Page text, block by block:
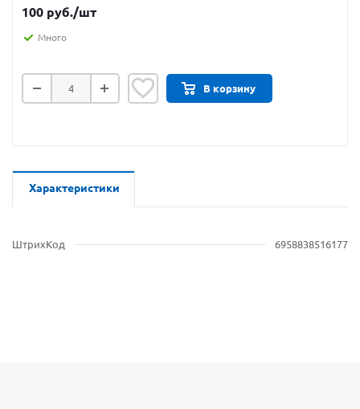
100 руб./шт
Много
В корзину
Характеристики
ШтрихКод 6958838516177